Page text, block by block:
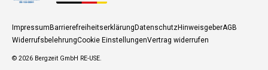
ImpressumBarrierefreiheitserklärungDatenschutzHinweisgeberAGB
WiderrufsbelehrungCookie EinstellungenVertrag widerrufen
© 2026 Bergzeit GmbH RE-USE.